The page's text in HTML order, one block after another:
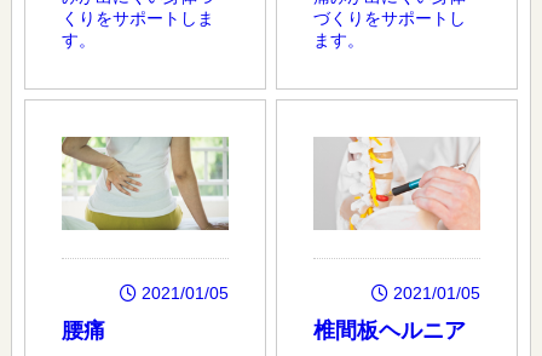
くりをサポートしま
す。
づくりをサポートし
ます。
2021/01/05
腰痛
2021/01/05
椎間板ヘルニア